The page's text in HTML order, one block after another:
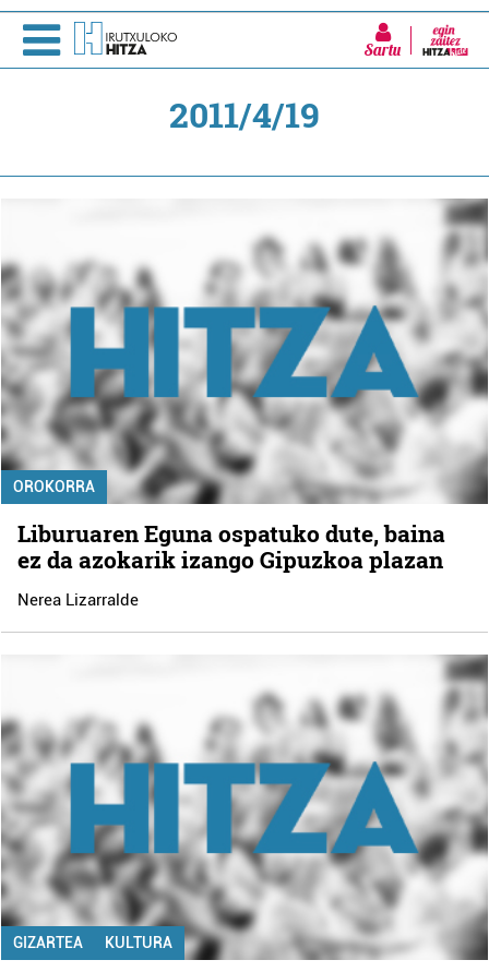
Sartu
2011/4/19
OROKORRA
Liburuaren Eguna ospatuko dute, baina
ez da azokarik izango Gipuzkoa plazan
Nerea Lizarralde
GIZARTEA KULTURA